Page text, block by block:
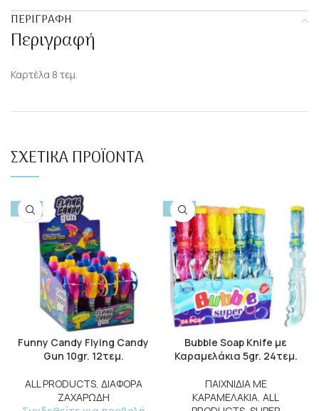
ΠΕΡΙΓΡΑΦΉ
Περιγραφή
Καρτέλα 8 τεμ.
ΣΧΕΤΙΚΆ ΠΡΟΪΌΝΤΑ
-10%
Funny Candy Flying Candy
Gun 10gr. 12τεμ.
ALL PRODUCTS, ΔΙΑΦΟΡΑ
ΖΑΧΑΡΩΔΗ
-50%
Bubble Soap Knife με
Καραμελάκια 5gr. 24τεμ.
ΠΑΙΧΝΙΔΙΑ ΜΕ
ΚΑΡΑΜΕΛΑΚΙΑ, ALL